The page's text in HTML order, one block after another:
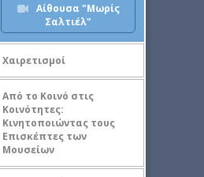
Αίθουσα "Μωρίς
Σαλτιέλ"
Χαιρετισμοί
Aπό το Κοινό στις
Κοινότητες:
Κινητοποιώντας τους
Επισκέπτες των
Μουσείων